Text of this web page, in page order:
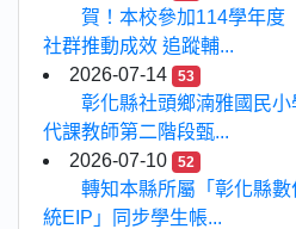
賀！本校參加114學年度
社群推動成效 追蹤輔...
2026-07-14
53
彰化縣社頭鄉湳雅國民
代課教師第二階段甄...
2026-07-10
52
轉知本縣所屬「彰化縣
統EIP」同步學生帳...